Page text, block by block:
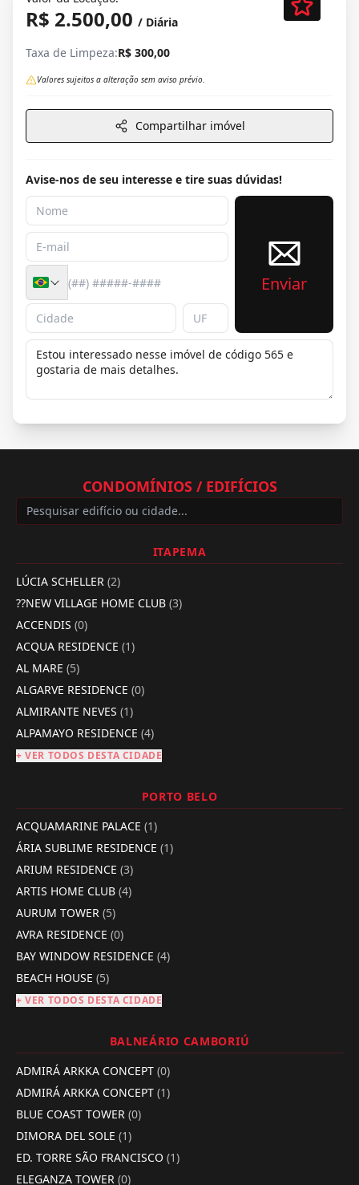
R$ 2.500,00 / Diária
Taxa de Limpeza:R$ 300,00
Valores sujeitos a alteração sem aviso prévio.
Compartilhar imóvel
Avise-nos de seu interesse e tire suas dúvidas!
Enviar
CONDOMÍNIOS / EDIFÍCIOS
ITAPEMA
LÚCIA SCHELLER (2)
??NEW VILLAGE HOME CLUB (3)
ACCENDIS (0)
ACQUA RESIDENCE (1)
AL MARE (5)
ALGARVE RESIDENCE (0)
ALMIRANTE NEVES (1)
ALPAMAYO RESIDENCE (4)
+ VER TODOS DESTA CIDADE
PORTO BELO
ACQUAMARINE PALACE (1)
ÁRIA SUBLIME RESIDENCE (1)
ARIUM RESIDENCE (3)
ARTIS HOME CLUB (4)
AURUM TOWER (5)
AVRA RESIDENCE (0)
BAY WINDOW RESIDENCE (4)
BEACH HOUSE (5)
+ VER TODOS DESTA CIDADE
BALNEÁRIO CAMBORIÚ
ADMIRÁ ARKKA CONCEPT (0)
ADMIRÁ ARKKA CONCEPT (1)
BLUE COAST TOWER (0)
DIMORA DEL SOLE (1)
ED. TORRE SÃO FRANCISCO (1)
ELEGANZA TOWER (0)